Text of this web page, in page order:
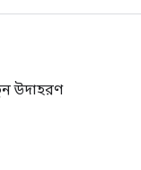
উদাহরণ